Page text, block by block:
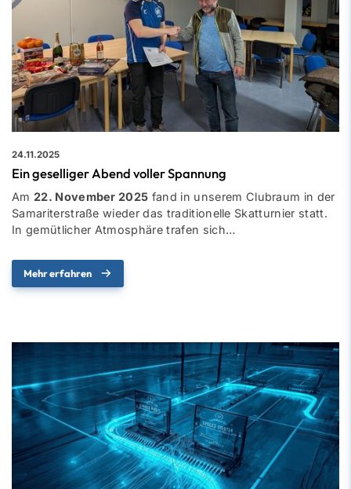
24.11.2025
Ein geselliger Abend voller Spannung
Am 22. November 2025 fand in unserem Clubraum in der
Samariterstraße wieder das traditionelle Skatturnier statt.
In gemütlicher Atmosphäre trafen sich…
Mehr erfahren